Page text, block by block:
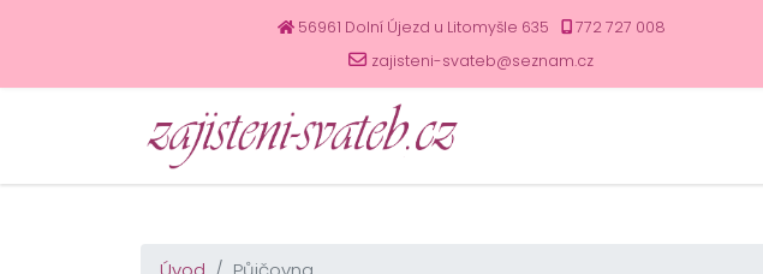
56961 Dolní Újezd u Litomyšle 635
772 727 008
zajisteni-svateb@seznam.cz